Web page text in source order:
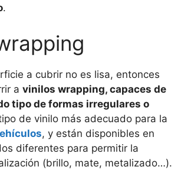
.
a cubrir no es lisa, entonces
a vinilos wrapping, capaces de
tipo de formas irregulares o
de vinilo más adecuado para la
, y están disponibles en
diferentes para permitir la
(brillo, mate, metalizado…).